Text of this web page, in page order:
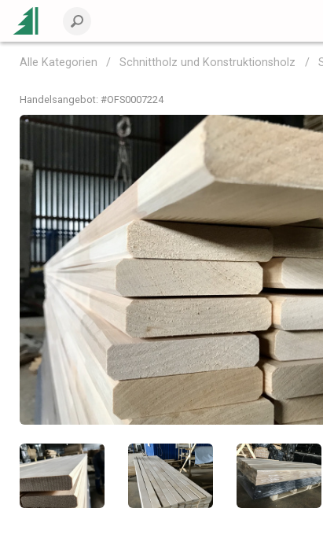
Alle Kategorien Schnittholz und Konstruktionsholz
Handelsangebot: #OFS0007224